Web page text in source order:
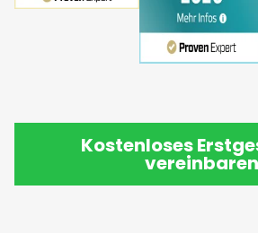
Kostenloses
vereinbaren